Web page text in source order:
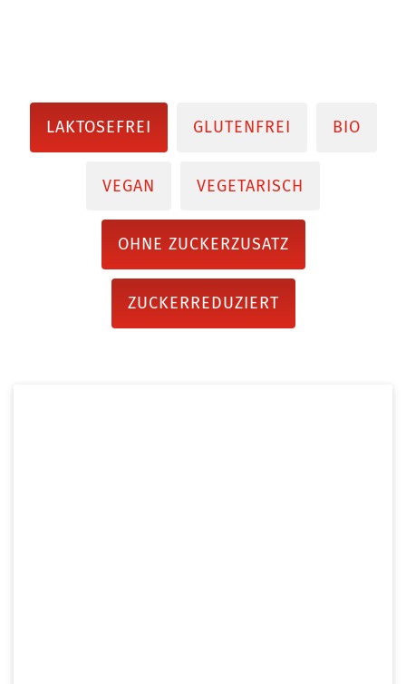
LAKTOSEFREI GLUTENFREI BIO
VEGAN VEGETARISCH
OHNE ZUCKERZUSATZ
ZUCKERREDUZIERT